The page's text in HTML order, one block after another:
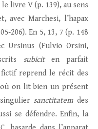
livre V (p. 139), au sens
Marchesi, l’hapax
En 5, 13, 7 (p. 148
Ursinus (Fulvio Orsini,
subiciten parfait
reprend le récit des
on lit bien un présent
sanctitatemdes
se défendre. Enfin, la